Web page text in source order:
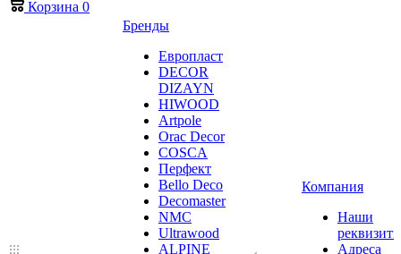
Корзина 0
Бренды
Европласт
DECOR
DIZAYN
HIWOOD
Artpole
Orac Decor
COSCA
Перфект
Bello Deco
Decomaster
NMС
Ultrawood
ALPINE
Компания
Наши
Адреса